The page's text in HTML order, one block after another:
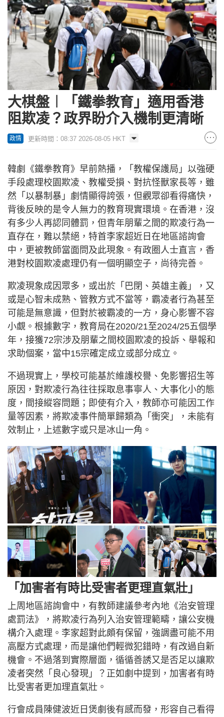
大棋盤︱「鐵拳教育」適用香港
阻欺凌？政界盼介入機制更清晰
政情 更新時間：08:37 2026-08-05 HKT
韓劇《鐵拳教育》早前熱播，「教權保護局」以強硬
手段處理校園欺凌、教權受損、對抗怪獸家長等，雖
然「以暴制暴」劇情顯得誇張，但觀眾卻看得痛快，
背後反映的是令人無力的教育現實環境。在香港，沒
有多少人再認同體罰，但青年朋輩之間的欺凌行為一
直存在，難以禁絕，特首李家超近日在地區諮詢會
中，更被教師當面問及此現象。有政圈人士直言，香
港對校園欺凌處理仍有一個明顯空子，尚待完善。
欺凌現象成因眾多，或出於「巴閉、英雄主義」，又
或是心智未成熟、管教方式不當等，霸凌者行為甚至
可能是無意識，但對於被霸凌的一方，身心影響不容
小覷。根據數字，教育局在2020/21至2024/25五個學
年，接獲72宗涉及朋輩之間校園欺凌的投訴、舉報和
求助個案，當中15宗確定成立或部分成立。
不過現實上，學校可能基於維護校譽、免影響招生等
原因，對欺凌行為往往採取息事寧人、大事化小的態
度，間接縱容問題；即使有介入，教師亦可能因工作
量等因素，將欺凌事件簡單歸類為「衝突」，未能有
效制止，上述數字或只是冰山一角。
「加害者有時比受害者更理直氣壯」
上周地區諮詢會中，有教師建議參考內地《治安管理
處罰法》，將欺凌行為列入治安管理範疇，讓公安機
構介入處理。李家超對此頗有保留，強調盡可能不用
高壓方式處理，而是讓他們輕微犯錯時，有改過自新
機會。不過落到實際層面，循循善誘又是否足以讓欺
凌者突然「良心發現」？正如劇中提到，加害者有時
比受害者更加理直氣壯。
行會成員陳健波近日煲劇後有感而發，形容自己看得